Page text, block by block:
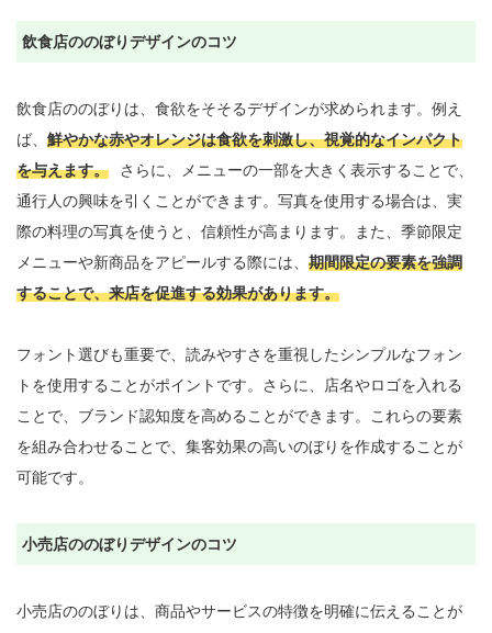
飲食店ののぼりデザインのコツ
飲食店ののぼりは、食欲をそそるデザインが求められます。例え
ば、 鮮やかな赤やオレンジは食欲を刺激し、視覚的なインパクト
を与えます。
さらに、メニューの一部を大きく表示することで、
通行人の興味を引くことができます。写真を使用する場合は、実
際の料理の写真を使うと、信頼性が高まります。また、季節限定
メニューや新商品をアピールする際には、 期間限定の要素を強調
することで、来店を促進する効果があります。
フォント選びも重要で、読みやすさを重視したシンプルなフォン
トを使用することがポイントです。さらに、店名やロゴを入れる
ことで、ブランド認知度を高めることができます。これらの要素
を組み合わせることで、集客効果の高いのぼりを作成することが
可能です。
小売店ののぼりデザインのコツ
小売店ののぼりは、商品やサービスの特徴を明確に伝えることが